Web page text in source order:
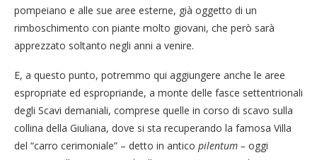
pompeiano e alle sue aree esterne, già oggetto di un
rimboschimento con piante molto giovani, che però sarà
apprezzato soltanto negli anni a venire.
E, a questo punto, potremmo qui aggiungere anche le aree
espropriate ed espropriande, a monte delle fasce settentrionali
degli Scavi demaniali, comprese quelle in corso di scavo sulla
collina della Giuliana, dove si sta recuperando la famosa Villa
del “carro cerimoniale” – detto in antico pilentum – oggi